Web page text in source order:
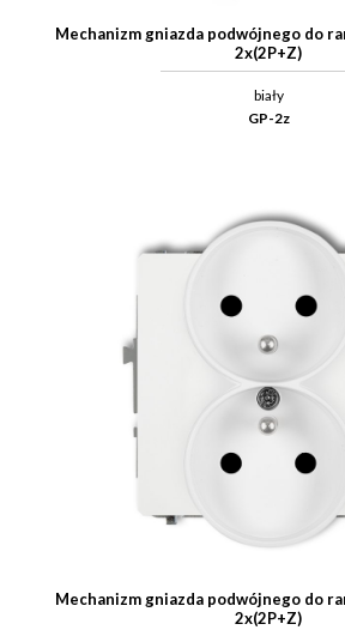
Mechanizm gniazda podwójnego do
2x(2P+Z)
biały
GP-2z
Mechanizm gniazda podwójnego do
2x(2P+Z)